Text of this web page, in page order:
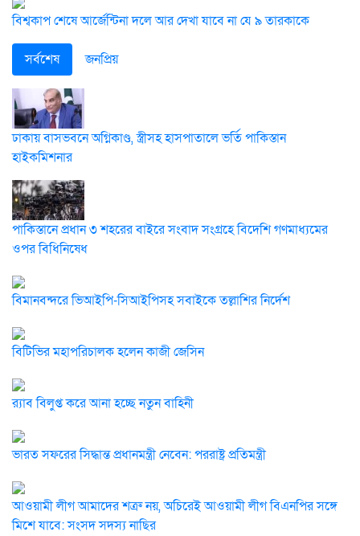
বিশ্বকাপ শেষে আর্জেন্টিনা দলে আর দেখা যাবে না যে ৯ তারকাকে
সর্বশেষ জনপ্রিয়
ঢাকায় বাসভবনে অগ্নিকাণ্ড, স্ত্রীসহ হাসপাতালে ভর্তি পাকিস্তান
হাইকমিশনার
পাকিস্তানে প্রধান ৩ শহরের বাইরে সংবাদ সংগ্রহে বিদেশি গণমাধ্যমের
ওপর বিধিনিষেধ
বিমানবন্দরে ভিআইপি-সিআইপিসহ সবাইকে তল্লাশির নির্দেশ
বিটিভির মহাপরিচালক হলেন কাজী জেসিন
র‍্যাব বিলুপ্ত করে আনা হচ্ছে নতুন বাহিনী
ভারত সফরের সিদ্ধান্ত প্রধানমন্ত্রী নেবেন: পররাষ্ট্র প্রতিমন্ত্রী
আওয়ামী লীগ আমাদের শত্রু নয়, অচিরেই আওয়ামী লীগ বিএনপির সঙ্গে
মিশে যাবে: সংসদ সদস্য নাছির